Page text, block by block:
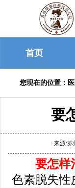
首页
您现在的位置：
要
来源:苏
要怎样
色素脱失性